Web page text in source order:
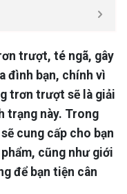
trượt, té ngã, gây
đình bạn, chính vì
trơn trượt sẽ là giải
trạng này. Trong
cung cấp cho bạn
cũng như giới
để bạn tiện cân